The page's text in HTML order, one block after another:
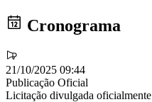
Cronograma
21/10/2025 09:44
Publicação Oficial
Licitação divulgada oficialmente